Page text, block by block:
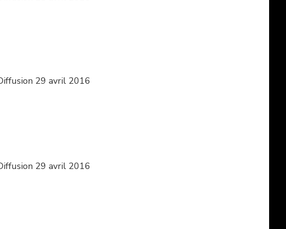
29 avril 2016
29 avril 2016